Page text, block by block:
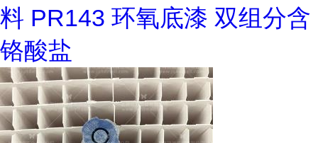
料 PR143 环氧底漆 双组分含
铬酸盐